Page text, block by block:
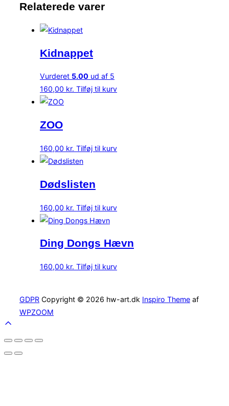
Relaterede varer
Kidnappet
Vurderet 5.00 ud af 5
160,00 kr. Tilføj til kurv
ZOO
160,00 kr. Tilføj til kurv
Dødslisten
160,00 kr. Tilføj til kurv
Ding Dongs Hævn
160,00 kr. Tilføj til kurv
GDPR Copyright © 2026 hw-art.dk Inspiro Theme af
WPZOOM
to
top